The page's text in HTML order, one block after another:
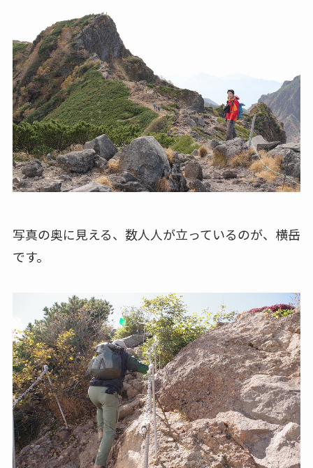
写真の奥に見える、数人人が立っているのが、横岳
です。